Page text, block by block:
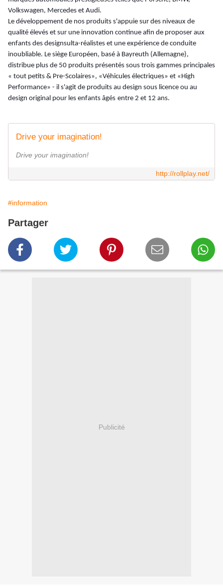
Volkswagen, Mercedes et Audi.
Le développement de nos produits s'appuie sur des niveaux de
qualité élevés et sur une innovation continue afin de proposer aux
enfants des designsulta-réalistes et une expérience de conduite
inoubliable. Le siège Européen, basé à Bayreuth (Allemagne),
distribue plus de 50 produits présentés sous trois gammes principales
« tout petits & Pre-Scolaires», «Véhicules électriques» et «High
Performance» - il s'agit de produits au design sous licence ou au
design original pour les enfants âgés entre 2 et 12 ans.
Drive your imagination!
Drive your imagination!
http://rollplay.net/
#information
Partager
Publicité